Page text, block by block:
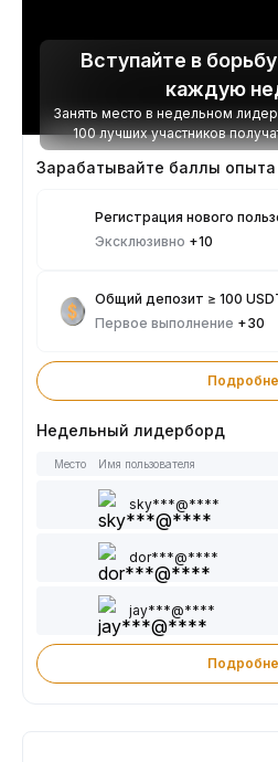
Вступайте в
каждую
Занять место в недельном
100 лучших участников
Эксклюзивно +10
Общий депозит ≥ 100
Первое выполнение +30
Недельный лидерборд
Место Имя пользователя
sky***@****
dor***@****
jay***@****